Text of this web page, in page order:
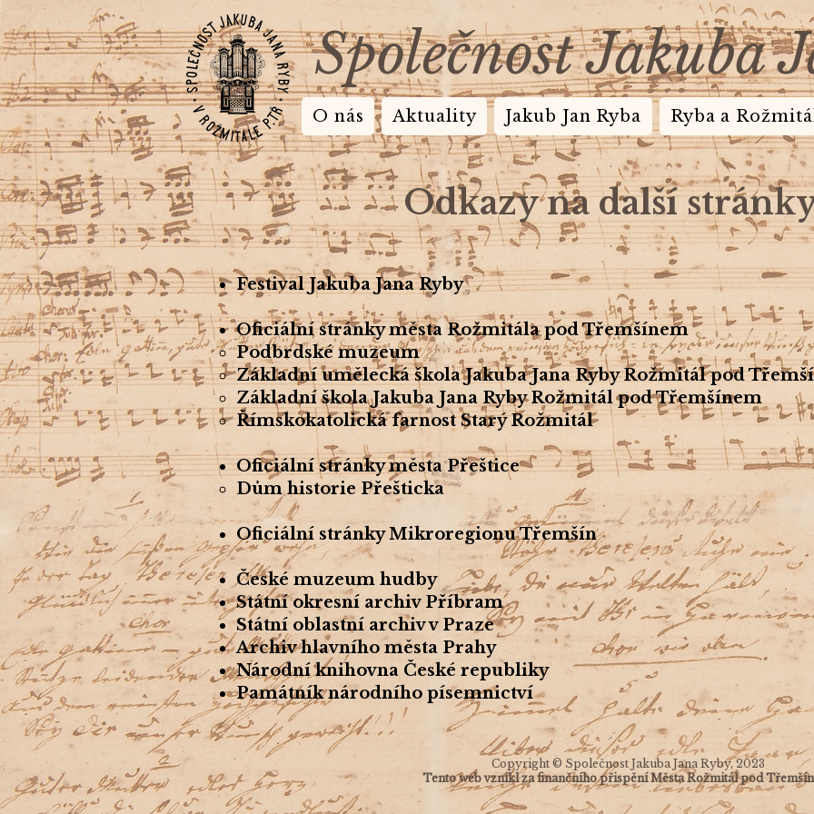
Společnost Jakuba
O nás Aktuality Jakub Jan Ryba Ryba a
.
Odkazy na další
.
Festival Jakuba Jana Ryby
Oficiální stránky města Rožmitála pod Třemšínem
Podbrdské muzeum
Základní umělecká škola Jakuba Jana Ryby Rožmitál pod
Základní škola Jakuba Jana Ryby Rožmitál pod Třemšínem
Římskokatolická farnost Starý Rožmitál
Oficiální stránky města Přeštice
Dům historie Přešticka
Oficiální stránky Mikroregionu Třemšín
České muzeum hudby
Státní okresní archiv Příbram
Státní oblastní archiv v Praze
Archiv hlavního města Prahy
Národní knihovna České republiky
Památník národního písemnictví
.
Copyright © Společnost Jakuba Jana Ryby, 2023
Tento web vznikl za finančního přispění Města Rožmitál pod